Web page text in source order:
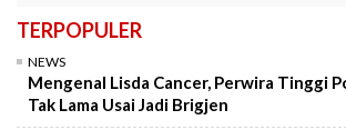
TERPOPULER
NEWS
Mengenal Lisda Cancer, Perwira Tinggi
Tak Lama Usai Jadi Brigjen